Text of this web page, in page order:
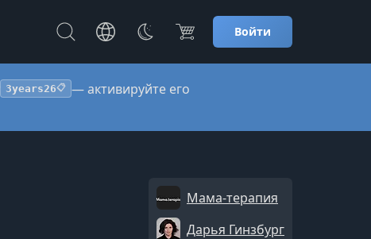
Войти
3years26📋 — активируйте его
Мама-терапия
Дарья Гинзбург